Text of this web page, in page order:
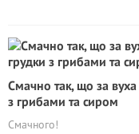
Смачно так, що за вуха
з грибами та сиром
Смачного!